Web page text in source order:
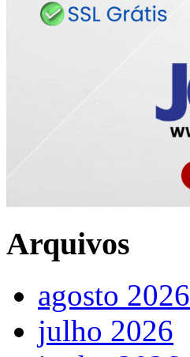
Arquivos
agosto 2026
julho 2026